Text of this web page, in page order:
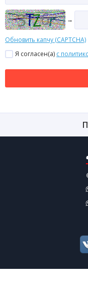
→
Обновить капчу (CAPTCHA)
Я согласен(a) с